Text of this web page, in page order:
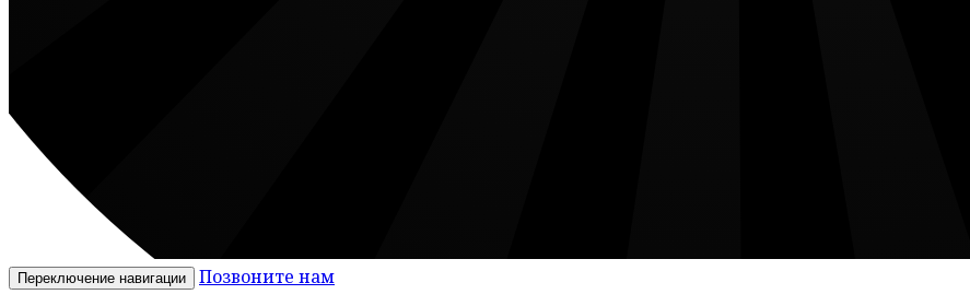
Переключение навигации
Позвоните нам